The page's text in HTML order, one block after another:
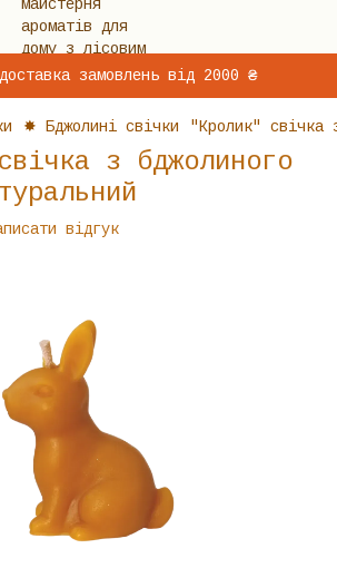
замовлень від 2000 ₴
✸ Бджолині свічки "Кролик" свічка
з бджолиного
відгук